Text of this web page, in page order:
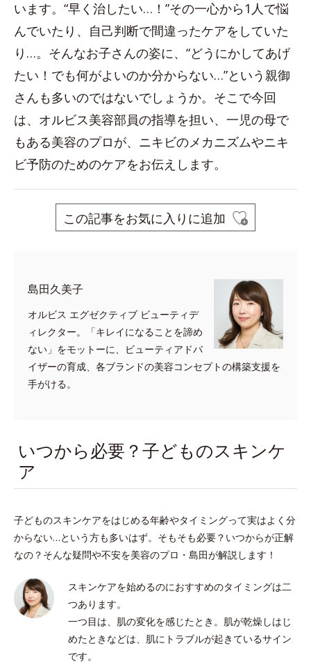
います。“早く治したい…！”その一心から1人で悩
んでいたり、自己判断で間違ったケアをしていた
り…。そんなお子さんの姿に、“どうにかしてあげ
たい！でも何がよいのか分からない…”という親御
さんも多いのではないでしょうか。そこで今回
は、オルビス美容部員の指導を担い、一児の母で
もある美容のプロが、ニキビのメカニズムやニキ
ビ予防のためのケアをお伝えします。
この記事をお気に入りに追加
島田久美子
オルビス エグゼクティブ ビューティデ
ィレクター。「キレイになることを諦め
ない」をモットーに、ビューティアドバ
イザーの育成、各ブランドの美容コンセプトの構築支援を
手がける。
いつから必要？子どものスキンケ
ア
子どものスキンケアをはじめる年齢やタイミングって実はよく分
からない…という方も多いはず。そもそも必要？いつからが正解
なの？そんな疑問や不安を美容のプロ・島田が解説します！
スキンケアを始めるのにおすすめのタイミングは二
つあります。
一つ目は、肌の変化を感じたとき。肌が乾燥しはじ
めたときなどは、肌にトラブルが起きているサイン
です。